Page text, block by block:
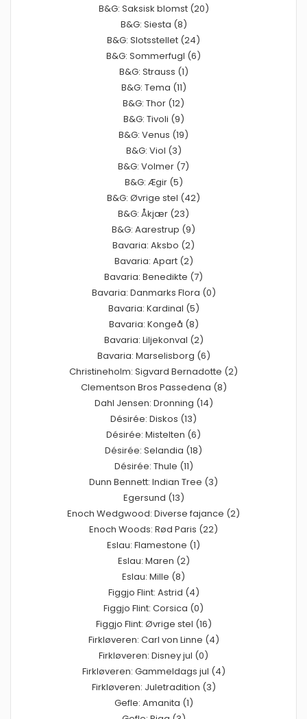
B&G: Saksisk blomst (20)
B&G: Siesta (8)
B&G: Slotsstellet (24)
B&G: Sommerfugl (6)
B&G: Strauss (1)
B&G: Tema (11)
B&G: Thor (12)
B&G: Tivoli (9)
B&G: Venus (19)
B&G: Viol (3)
B&G: Volmer (7)
B&G: Ægir (5)
B&G: Øvrige stel (42)
B&G: Åkjær (23)
B&G: Aarestrup (9)
Bavaria: Aksbo (2)
Bavaria: Apart (2)
Bavaria: Benedikte (7)
Bavaria: Danmarks Flora (0)
Bavaria: Kardinal (5)
Bavaria: Kongeå (8)
Bavaria: Liljekonval (2)
Bavaria: Marselisborg (6)
Christineholm: Sigvard Bernadotte (2)
Clementson Bros Passedena (8)
Dahl Jensen: Dronning (14)
Désirée: Diskos (13)
Désirée: Mistelten (6)
Désirée: Selandia (18)
Désirée: Thule (11)
Dunn Bennett: Indian Tree (3)
Egersund (13)
Enoch Wedgwood: Diverse fajance (2)
Enoch Woods: Rød Paris (22)
Eslau: Flamestone (1)
Eslau: Maren (2)
Eslau: Mille (8)
Figgjo Flint: Astrid (4)
Figgjo Flint: Corsica (0)
Figgjo Flint: Øvrige stel (16)
Firkløveren: Carl von Linne (4)
Firkløveren: Disney jul (0)
Firkløveren: Gammeldags jul (4)
Firkløveren: Juletradition (3)
Gefle: Amanita (1)